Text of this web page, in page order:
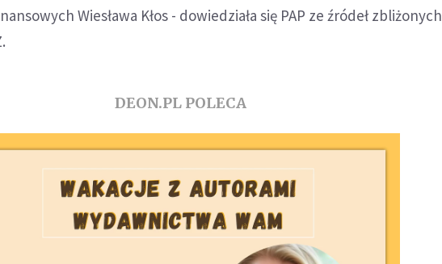
Wiesława Kłos - dowiedziała się PAP ze źródeł zbliżonych
DEON.PL POLECA